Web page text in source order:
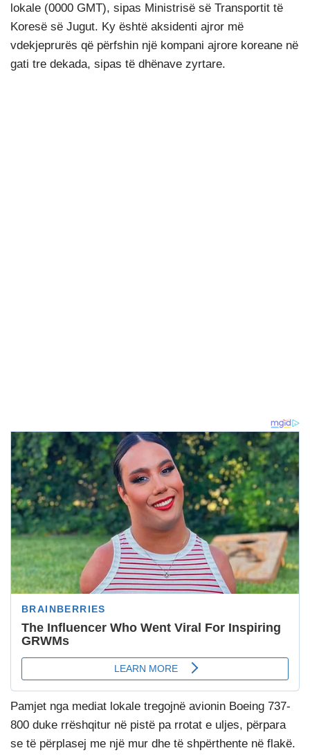
lokale (0000 GMT), sipas Ministrisë së Transportit të
Koresë së Jugut. Ky është aksidenti ajror më
vdekjeprurës që përfshin një kompani ajrore koreane në
gati tre dekada, sipas të dhënave zyrtare.
Pamjet nga mediat lokale tregojnë avionin Boeing 737-
800 duke rrëshqitur në pistë pa rrotat e uljes, përpara
se të përplasej me një mur dhe të shpërthente në flakë.